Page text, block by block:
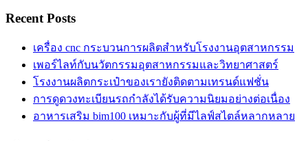
Recent Posts
เครื่อง cnc กระบวนการผลิตสำหรับโรงงานอุตสาหกรรม
เพอร์ไลท์กับนวัตกรรมอุตสาหกรรมและวิทยาศาสตร์
โรงงานผลิตกระเป๋าของเรายังติดตามเทรนด์แฟชั่น
การดูดวงทะเบียนรถกำลังได้รับความนิยมอย่างต่อเนื่อง
อาหารเสริม bim100 เหมาะกับผู้ที่มีไลฟ์สไตล์หลากหลาย